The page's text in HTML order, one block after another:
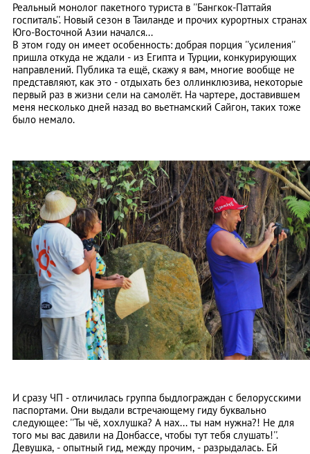
Реальный монолог пакетного туриста в ''Бангкок-Паттайя
госпиталь''. Новый сезон в Таиланде и прочих курортных странах
Юго-Восточной Азии начался...
В этом году он имеет особенность: добрая порция ''усиления''
пришла откуда не ждали - из Египта и Турции, конкурирующих
направлений. Публика та ещё, скажу я вам, многие вообще не
представляют, как это - отдыхать без оллинклюзива, некоторые
первый раз в жизни сели на самолёт. На чартере, доставившем
меня несколько дней назад во вьетнамский Сайгон, таких тоже
было немало.
И сразу ЧП - отличилась группа быдлограждан с белорусскими
паспортами. Они выдали встречающему гиду буквально
следующее: ''Ты чё, хохлушка? А нах... ты нам нужна?! Не для
того мы вас давили на Донбассе, чтобы тут тебя слушать!''.
Девушка, - опытный гид, между прочим, - разрыдалась. Ей